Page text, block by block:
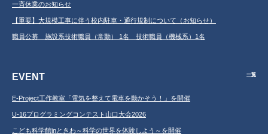
一斉休業のお知らせ
【重要】大規模工事に伴う校内駐車・通行規制について（お知らせ）
職員公募 施設系技術職員（常勤） 1名 技術職員（機械系）1名
EVENT 一覧
E-Project工作教室「電気を整えて電車を動かそう！」を開催
U-16プログラミングコンテスト山口大会2026
こども科学館inときわ～科学の世界を体験しよう～を開催